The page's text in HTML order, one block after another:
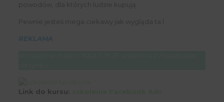
powodów, dla których ludzie kupują.
Pewnie jesteś mega ciekawy jak wygląda ta l
REKLAMA
Link do kursu: